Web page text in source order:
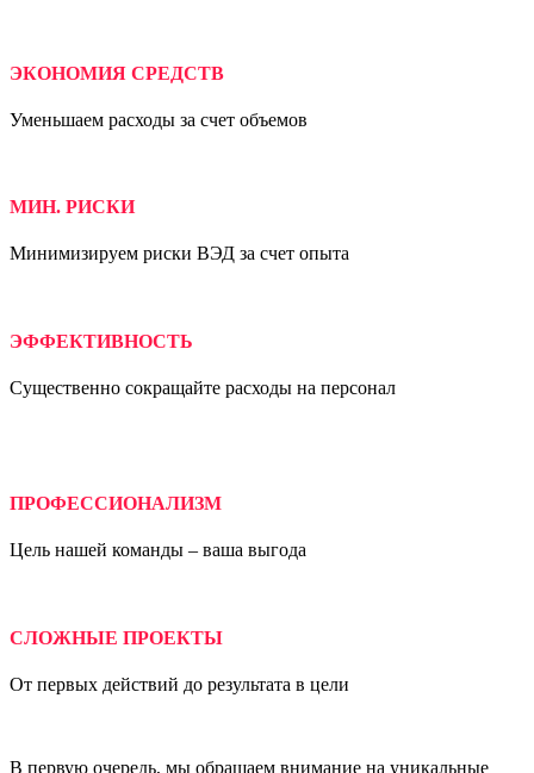
ЭКОНОМИЯ СРЕДСТВ
Уменьшаем расходы за счет объемов
МИН. РИСКИ
Минимизируем риски ВЭД за счет опыта
ЭФФЕКТИВНОСТЬ
Существенно сокращайте расходы на персонал
ПРОФЕССИОНАЛИЗМ
Цель нашей команды – ваша выгода
СЛОЖНЫЕ ПРОЕКТЫ
От первых действий до результата в цели
В первую очередь, мы обращаем внимание на уникальные